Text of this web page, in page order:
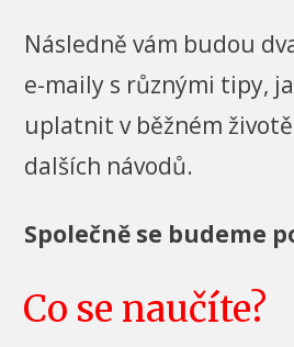
Následně vám budou
e-maily s různými tipy,
uplatnit v běžném
dalších návodů.
Společně se budeme
Co se naučíte?